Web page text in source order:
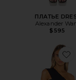
ПЛАТЬЕ
Alexander
$595